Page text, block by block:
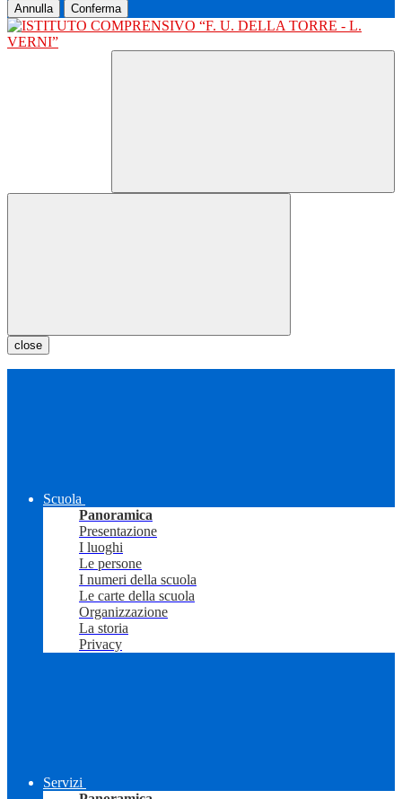
Annulla Conferma
close
Scuola
Panoramica
Presentazione
I luoghi
Le persone
I numeri della scuola
Le carte della scuola
Organizzazione
La storia
Privacy
Servizi